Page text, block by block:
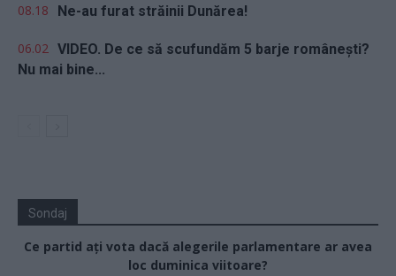
08.18 Ne-au furat străinii Dunărea!
06.02 VIDEO. De ce să scufundăm 5 barje românești?
Nu mai bine...
Sondaj
Ce partid ați vota dacă alegerile parlamentare ar avea
loc duminica viitoare?